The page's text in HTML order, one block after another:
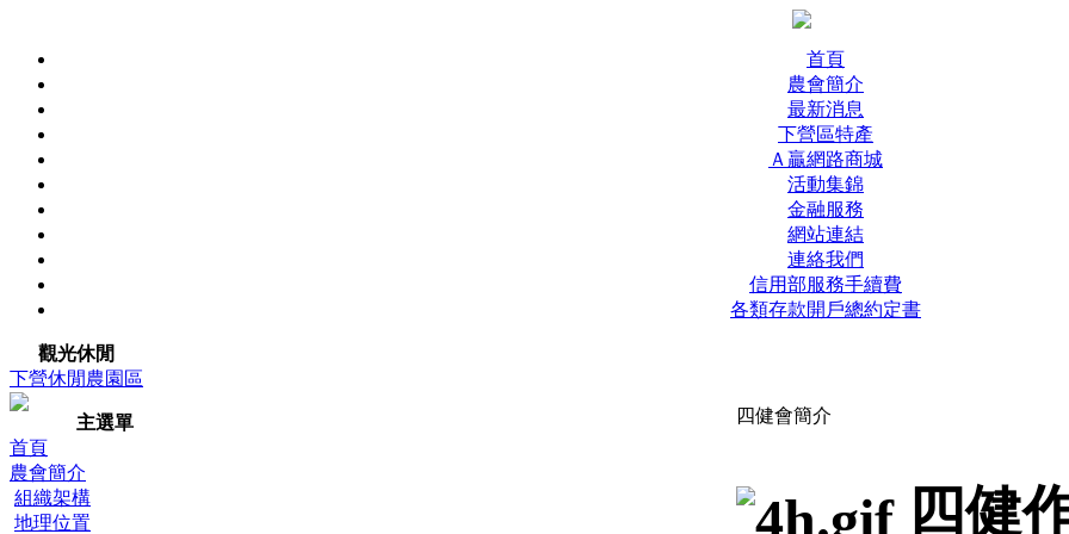
首頁
農會簡介
最新消息
下營區特產
Ａ贏網路商城
活動集錦
金融服務
網站連結
連絡我們
信用部服務手續費
各類存款開戶總約定書
觀光休閒
下營休閒農園區
主選單
首頁
農會簡介
組織架構
地理位置
四健會簡介
四健